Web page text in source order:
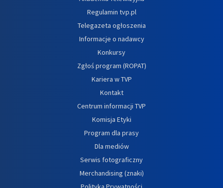
Regulamin tvp.pl
Telegazeta ogłoszenia
Informacje o nadawcy
Konkursy
Zgłoś program (ROPAT)
Kariera w TVP
Kontakt
Centrum informacji TVP
Komisja Etyki
Program dla prasy
Dla mediów
Serwis fotograficzny
Merchandising (znaki)